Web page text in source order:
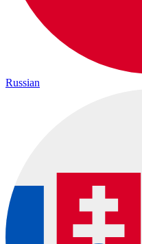
Russian